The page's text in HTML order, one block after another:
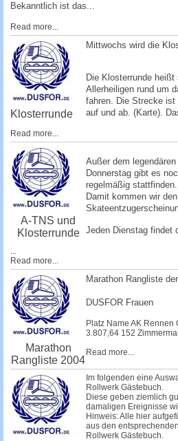
Bekanntlich ist das...
Read more...
Klosterrunde
Mittwochs wird die
Die Klosterrunde
Allerheiligen rund um
fahren. Die Strecke
auf und ab. (Karte).
Read more...
A-TNS und
Klosterrunde
­Außer dem
Donnerstag gibt es
regelmäßig stattfinden.
Damit kommen wir
Jeden Dienstag findet
...
Read more...
Marathon
Rangliste 2004
Marathon Rangliste
DUSFOR Frauen
Platz Name AK Rennen
3.807,64 152
Read more...
Im folgenden eine
Rollwerk Gästebuch.
Diese geben ziemlich
damaligen Ereignisse
Hinweis: Alle hier
aus den
Rollwerk Gästebuch.